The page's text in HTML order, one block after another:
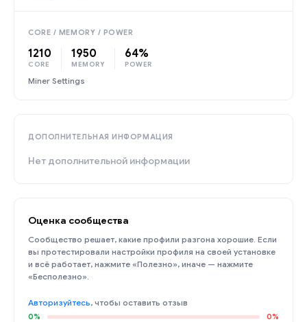
CORE / MEMORY / POWER
1210
CORE
1950
MEMORY
64%
POWER
Miner Settings
ДОПОЛНИТЕЛЬНАЯ ИНФОРМАЦИЯ
Нет дополнительной информации
Оценка сообщества
Сообщество решает, какие профили разгона хорошие. Если
вы протестировали настройки профиля на своей установке
и всё работает, нажмите «Полезно», иначе — нажмите
«Бесполезно».
Авторизуйтесь, чтобы оставить отзыв
0% 0%